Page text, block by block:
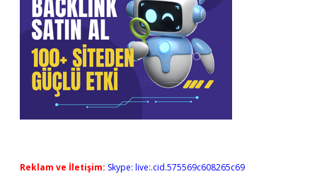
Reklam ve İletişim: Skype: live:.cid.575569c608265c69